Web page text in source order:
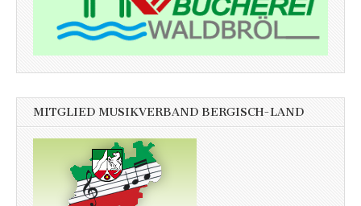
MITGLIED MUSIKVERBAND BERGISCH-LAND